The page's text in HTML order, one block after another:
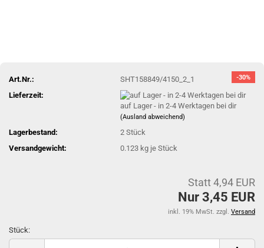
-30%
Art.Nr.:
SHT158849/4150_2_1
Lieferzeit:
auf Lager - in 2-4 Werktagen bei dir
(Ausland abweichend)
Lagerbestand: 2Stück
Versandgewicht:
0.123 kg je Stück
Statt 4,94 EUR
Nur 3,45 EUR
inkl. 19% MwSt. zzgl. Versand
Stück:
Stück